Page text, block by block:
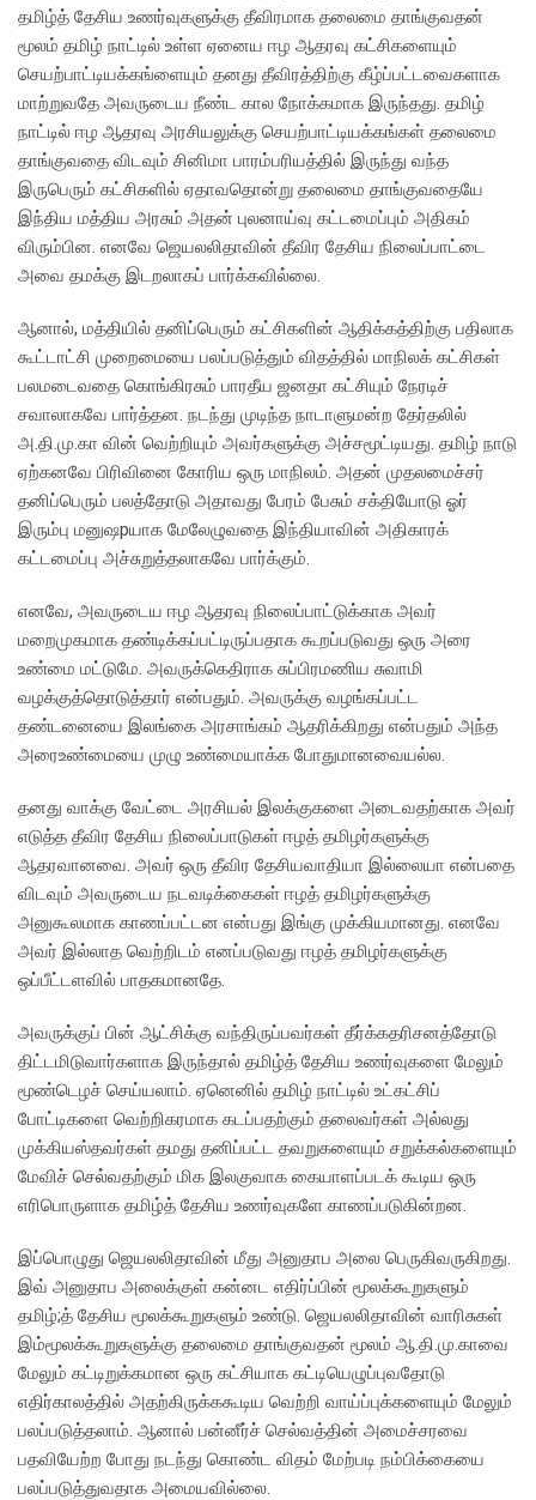
தமிழ்த் தேசிய உணர்வுகளுக்கு தீவிரமாக தலைமை தாங்குவதன்
மூலம் தமிழ் நாட்டில் உள்ள ஏனைய ஈழ ஆதரவு கட்சிகளையும்
செயற்பாட்டியக்கங்ளையும் தனது தீவிரத்திற்கு கீழ்ப்பட்டவைகளாக
மாற்றுவதே அவருடைய நீண்ட கால நோக்கமாக இருந்தது. தமிழ்
நாட்டில் ஈழ ஆதரவு அரசியலுக்கு செயற்பாட்டியக்கங்கள் தலைமை
தாங்குவதை விடவும் சினிமா பாரம்பரியத்தில் இருந்து வந்த
இருபெரும் கட்சிகளில் ஏதாவதொன்று தலைமை தாங்குவதையே
இந்திய மத்திய அரசும் அதன் புலனாய்வு கட்டமைப்பும் அதிகம்
விரும்பின. எனவே ஜெயலலிதாவின் தீவிர தேசிய நிலைப்பாட்டை
அவை தமக்கு இடறலாகப் பார்க்கவில்லை.
ஆனால், மத்தியில் தனிப்பெரும் கட்சிகளின் ஆதிக்கத்திற்கு பதிலாக
கூட்டாட்சி முறைமையை பலப்படுத்தும் விதத்தில் மாநிலக் கட்சிகள்
பலமடைவதை கொங்கிரசும் பாரதீய ஜனதா கட்சியும் நேரடிச்
சவாலாகவே பார்த்தன. நடந்து முடிந்த நாடாளுமன்ற தேர்தலில்
அ.தி.மு.கா வின் வெற்றியும் அவர்களுக்கு அச்சமூட்டியது. தமிழ் நாடு
ஏற்கனவே பிரிவினை கோரிய ஒரு மாநிலம். அதன் முதலமைச்சர்
தனிப்பெரும் பலத்தோடு அதாவது பேரம் பேசும் சக்தியோடு ஓர்
இரும்பு மனுஷpயாக மேலேழுவதை இந்தியாவின் அதிகாரக்
கட்டமைப்பு அச்சுறுத்தலாகவே பார்க்கும்.
எனவே, அவருடைய ஈழ ஆதரவு நிலைப்பாட்டுக்காக அவர்
மறைமுகமாக தண்டிக்கப்பட்டிருப்பதாக கூறப்படுவது ஒரு அரை
உண்மை மட்டுமே. அவருக்கெதிராக சுப்பிரமணிய சுவாமி
வழக்குத்தொடுத்தார் என்பதும். அவருக்கு வழங்கப்பட்ட
தண்டனையை இலங்கை அரசாங்கம் ஆதரிக்கிறது என்பதும் அந்த
அரைஉண்மையை முழு உண்மையாக்க போதுமானவையல்ல.
தனது வாக்கு வேட்டை அரசியல் இலக்குகளை அடைவதற்காக அவர்
எடுத்த தீவிர தேசிய நிலைப்பாடுகள் ஈழத் தமிழர்களுக்கு
ஆதரவானவை. அவர் ஒரு தீவிர தேசியவாதியா இல்லையா என்பதை
விடவும் அவருடைய நடவடிக்கைகள் ஈழத் தமிழர்களுக்கு
அனுகூலமாக காணப்பட்டன என்பது இங்கு முக்கியமானது. எனவே
அவர் இல்லாத வெற்றிடம் எனப்படுவது ஈழத் தமிழர்களுக்கு
ஒப்பீட்டளவில் பாதகமானதே.
அவருக்குப் பின் ஆட்சிக்கு வந்திருப்பவர்கள் தீர்க்கதரிசனத்தோடு
திட்டமிடுவார்களாக இருந்தால் தமிழ்த் தேசிய உணர்வுகளை மேலும்
மூண்டெழச் செய்யலாம். ஏனெனில் தமிழ் நாட்டில் உட்கட்சிப்
போட்டிகளை வெற்றிகரமாக கடப்பதற்கும் தலைவர்கள் அல்லது
முக்கியஸ்தவர்கள் தமது தனிப்பட்ட தவறுகளையும் சறுக்கல்களையும்
மேவிச் செல்வதற்கும் மிக இலகுவாக கையாளப்படக் கூடிய ஒரு
எரிபொருளாக தமிழ்த் தேசிய உணர்வுகளே காணப்படுகின்றன.
இப்பொழுது ஜெயலலிதாவின் மீது அனுதாப அலை பெருகிவருகிறது.
இவ் அனுதாப அலைக்குள் கன்னட எதிர்ப்பின் மூலக்கூறுகளும்
தமிழ்;த் தேசிய மூலக்கூறுகளும் உண்டு. ஜெயலலிதாவின் வாரிசுகள்
இம்மூலக்கூறுகளுக்கு தலைமை தாங்குவதன் மூலம் ஆ.தி.மு.காவை
மேலும் கட்டிறுக்கமான ஒரு கட்சியாக கட்டியெழுப்புவதோடு
எதிர்காலத்தில் அதற்கிருக்ககூடிய வெற்றி வாய்ப்புக்களையும் மேலும்
பலப்படுத்தலாம். ஆனால் பன்னீர்ச் செல்வத்தின் அமைச்சரவை
பதவியேற்ற போது நடந்து கொண்ட விதம் மேற்படி நம்பிக்கையை
பலப்படுத்துவதாக அமையவில்லை.